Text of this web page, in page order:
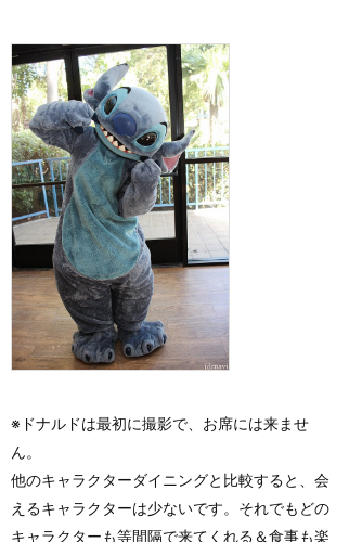
※ドナルドは最初に撮影で、お席には来ませ
ん。
他のキャラクターダイニングと比較すると、会
えるキャラクターは少ないです。それでもどの
キャラクターも等間隔で来てくれる＆食事も楽